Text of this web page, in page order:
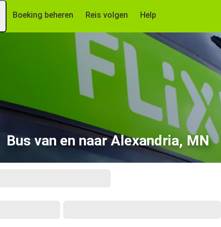
Boeking beheren Reis volgen Help
Bus van en naar Alexandria, MN